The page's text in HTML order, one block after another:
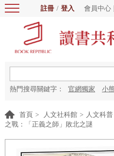
註冊 / 登入 會員中心
熱門搜尋關鍵字： 官網獨家 小
首頁 > 人文社科館 > 人文科普
之戰：「正義之師」敗北之謎